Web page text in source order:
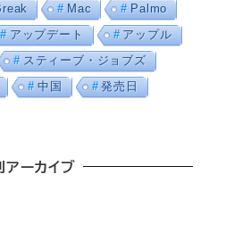
Mac
Palmo
アップデート
アップル
スティーブ・ジョブズ
中国
発売日
アーカイブ